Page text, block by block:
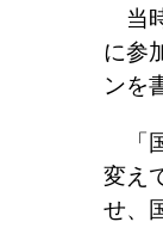
当
に参
ンを
「
変え
せ、